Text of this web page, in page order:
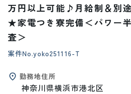
万円以上可能♪月給制＆別
★家電つき寮完備＜パワー
査＞
案件No.yoko251116-T
勤務地住所
神奈川県横浜市港北区